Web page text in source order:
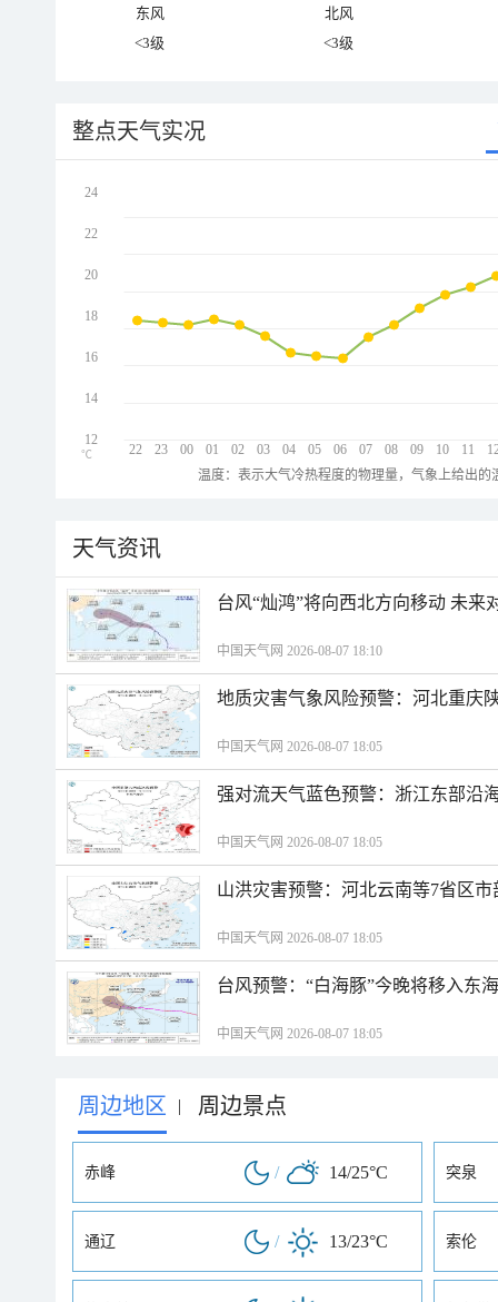
东风
北风
<3级
<3级
整点天气实况
22 23 00 01 02 03 04 05 06 07 08 09 10 11
24
22
20
18
16
14
12
℃
温度：表示大气冷热程度的物理量，气象上给出
天气资讯
台风“灿鸿”将向西北方向移动 未来
中国天气网 2026-08-07 18:10
地质灾害气象风险预警：河北重庆
中国天气网 2026-08-07 18:05
强对流天气蓝色预警：浙江东部沿
中国天气网 2026-08-07 18:05
山洪灾害预警：河北云南等7省区
中国天气网 2026-08-07 18:05
台风预警：“白海豚”今晚将移入东
中国天气网 2026-08-07 18:05
周边地区 | 周边景点
赤峰 / 14/25°C 突泉
通辽 / 13/23°C 索伦